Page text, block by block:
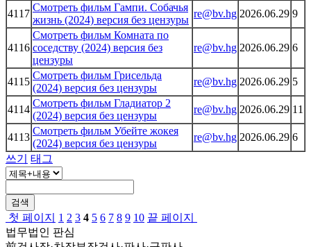
4117
Смотреть фильм Гампи. Собачья
жизнь (2024) версия без цензуры
re@bv.hg 2026.06.29 9
4116
Смотреть фильм Комната по
соседству (2024) версия без
цензуры
re@bv.hg 2026.06.29 6
4115
Смотреть фильм Грисельда
(2024) версия без цензуры
re@bv.hg 2026.06.29 5
4114
Смотреть фильм Гладиатор 2
(2024) версия без цензуры
re@bv.hg 2026.06.29 11
4113
Смотреть фильм Убейте жокея
(2024) версия без цензуры
re@bv.hg 2026.06.29 6
쓰기
태그
검색
첫 페이지 1 2 3 4 5 6 7 8 9 10 끝 페이지
법무법인 판심